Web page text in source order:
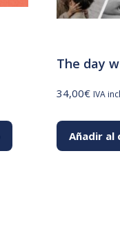
The day
34,00€ IVA
Añadir al